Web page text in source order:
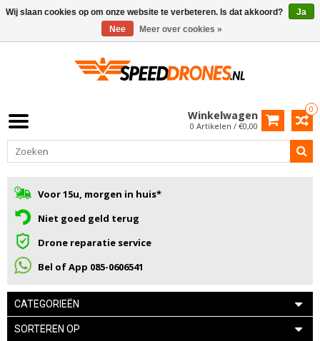
0
Winkelwagen
0 Artikelen / €0,00
Voor 15u, morgen in huis*
Niet goed geld terug
Drone reparatie service
Bel of App 085-0606541
CATEGORIEËN
SORTEREN OP
Wij slaan cookies op om onze website te verbeteren. Is dat akkoord?
Ja
Nee
Meer over cookies »